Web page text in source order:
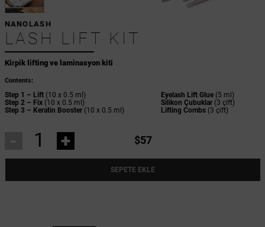
Kirpik lifting ve laminasyon kiti
NANOLASH
LASH LIFT KIT
Contents:
Step 1 – Lift(10 x 0.5 ml)
Step 2 – Fix(10 x 0.5 ml)
Step 3 – Keratin Booster(10 x 0.5 ml)
Eyelash Lift Glue (5 ml)
Silikon Çubuklar (3 çift)
Lifting Combs (3 çift)
+ $57
SEPETE EKLE